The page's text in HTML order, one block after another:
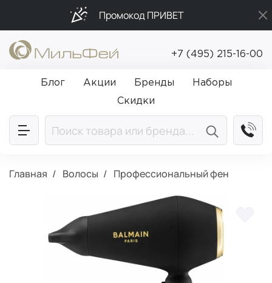
Промокод ПРИВЕТ
Бесплатная доставка от 5 000₽
Подарки в каждый заказ от 5 000₽
+7 (495) 215-16-00
Блог Акции Бренды
Наборы
Скидки
Главная Волосы Профессиональный фен